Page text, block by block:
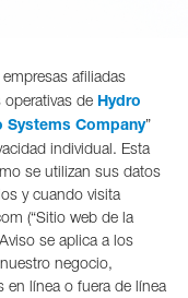
afiliadas
de Hydro
Systems Company”
individual. Esta
se utilizan sus datos
y cuando visita
(“Sitio web de la
se aplica a los
negocio,
línea o fuera de línea